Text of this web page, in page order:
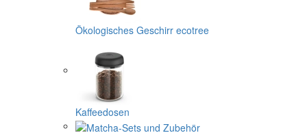
Ökologisches Geschirr ecotree
Kaffeedosen